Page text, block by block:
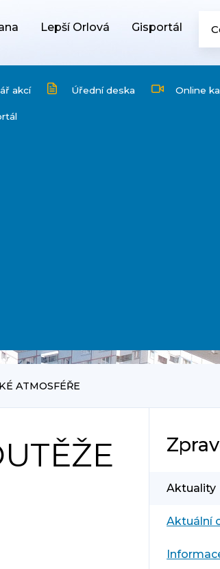
Lepší Orlová Gisportál
akcí Úřední deska Online
ATMOSFÉŘE
Aktuality
Aktuální